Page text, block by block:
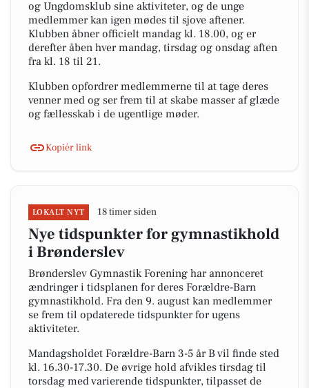
og Ungdomsklub sine aktiviteter, og de unge
medlemmer kan igen mødes til sjove aftener.
Klubben åbner officielt mandag kl. 18.00, og er
derefter åben hver mandag, tirsdag og onsdag aften
fra kl. 18 til 21.
Klubben opfordrer medlemmerne til at tage deres
venner med og ser frem til at skabe masser af glæde
og fællesskab i de ugentlige møder.
Kopiér link
LOKALT NYT 18 timer siden
Nye tidspunkter for gymnastikhold
i Brønderslev
Brønderslev Gymnastik Forening har annonceret
ændringer i tidsplanen for deres Forældre-Barn
gymnastikhold. Fra den 9. august kan medlemmer
se frem til opdaterede tidspunkter for ugens
aktiviteter.
Mandagsholdet Forældre-Barn 3-5 år B vil finde sted
kl. 16.30-17.30. De øvrige hold afvikles tirsdag til
torsdag med varierende tidspunkter, tilpasset de